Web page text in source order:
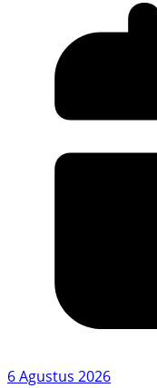
6 Agustus 2026